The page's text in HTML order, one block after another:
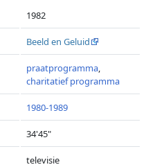
1982
Beeld en Geluid
praatprogramma,
charitatief programma
1980-1989
34'45"
televisie